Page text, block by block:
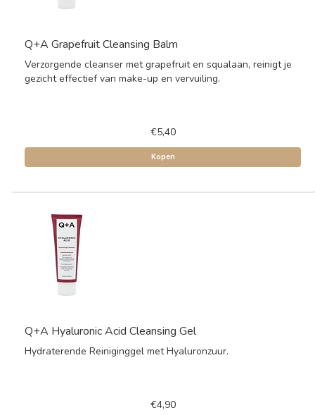
Q+A Grapefruit Cleansing Balm
Verzorgende cleanser met grapefruit en squalaan, reinigt je
gezicht effectief van make-up en vervuiling.
€5,40
Kopen
Q+A Hyaluronic Acid Cleansing Gel
Hydraterende Reiniginggel met Hyaluronzuur.
€4,90